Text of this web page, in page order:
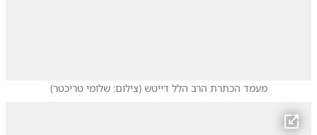
מעמד הכתרת הרב הלל דייטש (צילום: שלומי טריכטר)